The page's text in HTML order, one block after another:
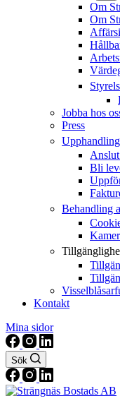
Om
Om
Jobba hos
Press
Upphandling
Bli
Behandling
Kontakt
Mina sidor
Sök